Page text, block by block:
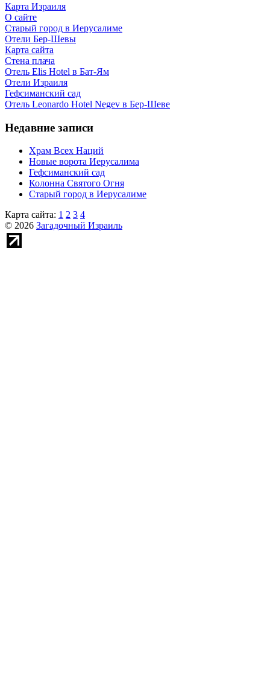
Карта Израиля
О сайте
Старый город в Иерусалиме
Отели Бер-Шевы
Карта сайта
Стена плача
Отель Elis Hotel в Бат-Ям
Отели Израиля
Гефсиманский сад
Отель Leonardo Hotel Negev в Бер-Шеве
Недавние записи
Храм Всех Наций
Новые ворота Иерусалима
Гефсиманский сад
Колонна Святого Огня
Старый город в Иерусалиме
Карта сайта: 1 2 3 4
© 2026 Загадочный Израиль